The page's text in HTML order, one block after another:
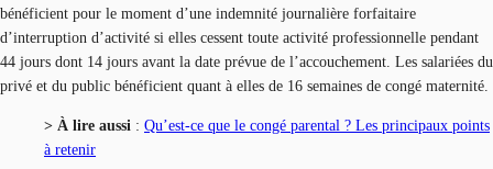
bénéficient pour le moment d’une indemnité journalière forfaitaire
d’interruption d’activité si elles cessent toute activité professionnelle pendant
44 jours dont 14 jours avant la date prévue de l’accouchement. Les salariées du
privé et du public bénéficient quant à elles de 16 semaines de congé maternité.
> À lire aussi : Qu’est-ce que le congé parental ? Les principaux points
à retenir